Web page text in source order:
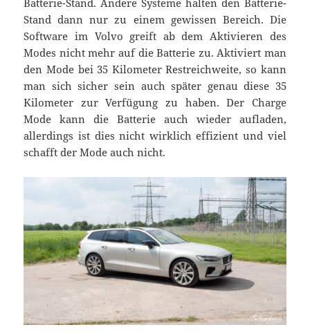
Batterie-Stand. Andere Systeme halten den Batterie-
Stand dann nur zu einem gewissen Bereich. Die
Software im Volvo greift ab dem Aktivieren des
Modes nicht mehr auf die Batterie zu. Aktiviert man
den Mode bei 35 Kilometer Restreichweite, so kann
man sich sicher sein auch später genau diese 35
Kilometer zur Verfügung zu haben. Der Charge
Mode kann die Batterie auch wieder aufladen,
allerdings ist dies nicht wirklich effizient und viel
schafft der Mode auch nicht.